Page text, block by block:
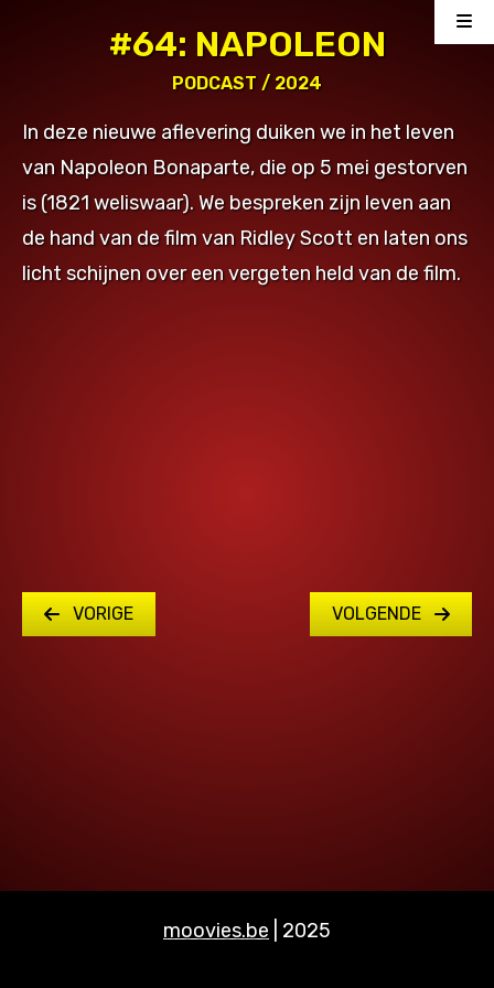
#64: NAPOLEON
PODCAST / 2024
In deze nieuwe aflevering duiken we in het leven
van Napoleon Bonaparte, die op 5 mei gestorven
is (1821 weliswaar). We bespreken zijn leven aan
de hand van de film van Ridley Scott en laten ons
licht schijnen over een vergeten held van de film.
VORIGE VOLGENDE
moovies.be | 2025